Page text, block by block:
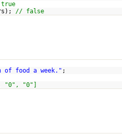
// false
of food a week." ;
"0"]